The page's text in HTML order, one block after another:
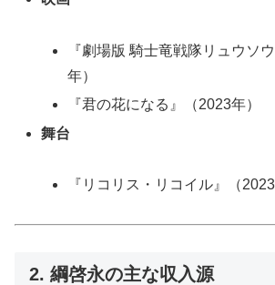
『劇場版 騎士竜戦隊リュウソ
年）
『君の花になる』（2023年）
舞台
『リコリス・リコイル』（2023
2. 綱啓永の主な収入源